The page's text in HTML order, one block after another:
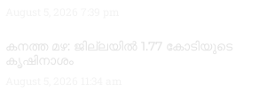
കനത്ത മഴ: ജില്ലയിൽ 1.77 കോടിയുടെ
കൃഷിനാശം